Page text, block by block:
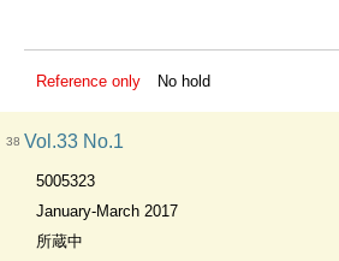
Reference only No hold
38 Vol.33 No.1
5005323
January-March 2017
所蔵中